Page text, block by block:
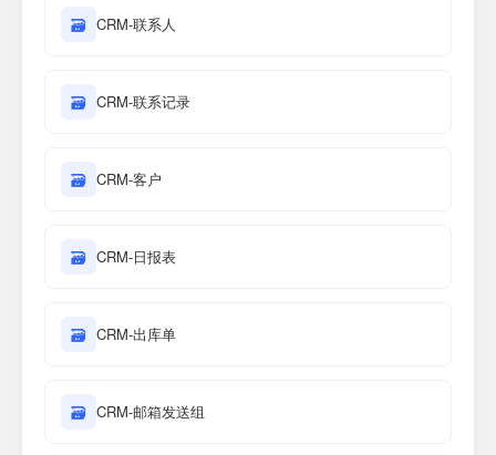
🗃 CRM-联系人
🗃 CRM-联系记录
🗃 CRM-客户
🗃 CRM-日报表
🗃 CRM-出库单
🗃 CRM-邮箱发送组